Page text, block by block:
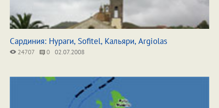
Сардиния: Нураги, Sofitel, Кальяри, Argiolas
24707 0 02.07.2008